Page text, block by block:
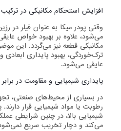
افزایش استحکام مکانیکی در ترکیب
وقتی پودر میکا به عنوان فیلر در
می‌شود، علاوه بر بهبود خواص
مکانیکی قطعه نیز می‌گردد. این
ترک‌خوردگی، بهبود پایداری
عایقی می‌شود.
پایداری شیمیایی و مقاومت در
در بسیاری از محیط‌های صنعتی،
رطوبت یا مواد شیمیایی قرار دارند.
شیمیایی بالا، در چنین شرایطی
می‌کند و دچار تخریب سریع